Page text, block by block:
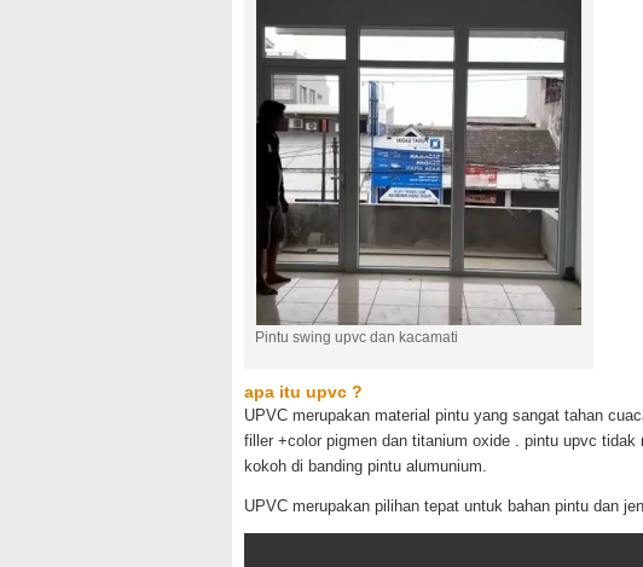
Pintu swing upvc dan kacamati
apa itu upvc ?
UPVC merupakan material pintu yang sangat tahan
filler +color pigmen dan titanium oxide . pintu upvc
kokoh di banding pintu alumunium.
UPVC merupakan pilihan tepat untuk bahan pintu dan